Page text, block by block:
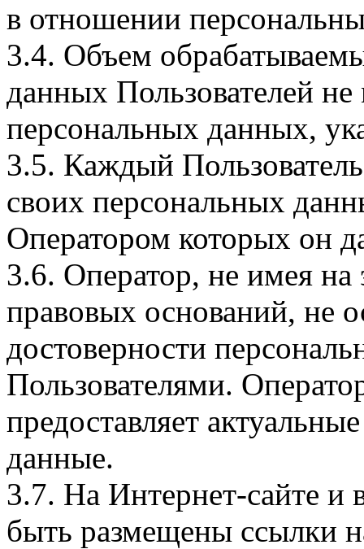
в отношении
3.4. Объем
данных Пользователей
персональных данных,
3.5. Каждый
своих персональных
Оператором которых он
3.6. Оператор, не имея
правовых оснований, не
достоверности
Пользователями.
предоставляет
данные.
3.7. На Интернет-сайте
быть размещены ссылки